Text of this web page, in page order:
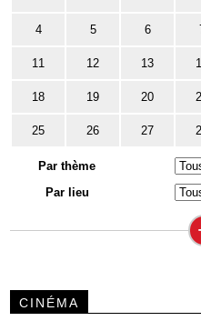
4 5 6
11 12 13
18 19 20
25 26 27
Par thème
Par lieu
CINÉMA